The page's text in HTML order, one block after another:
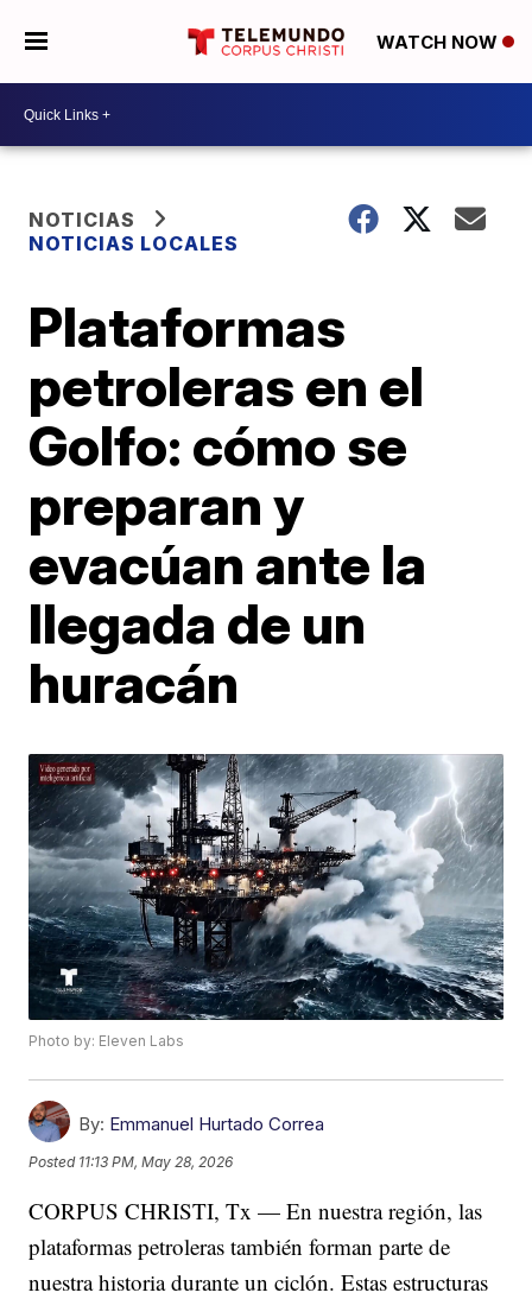
WATCH NOW
NOTICIAS
NOTICIAS LOCALES
Plataformas
petroleras en el
Golfo: cómo se
preparan y
evacúan ante la
llegada de un
huracán
Photo by: Eleven Labs
By: Emmanuel Hurtado Correa
Posted 11:13 PM, May 28, 2026
CORPUS CHRISTI, Tx — En nuestra región, las
plataformas petroleras también forman parte de
nuestra historia durante un ciclón. Estas estructuras